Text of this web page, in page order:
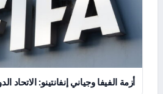
أزمة الفيفا وجياني إنفانتينو: الاتحاد